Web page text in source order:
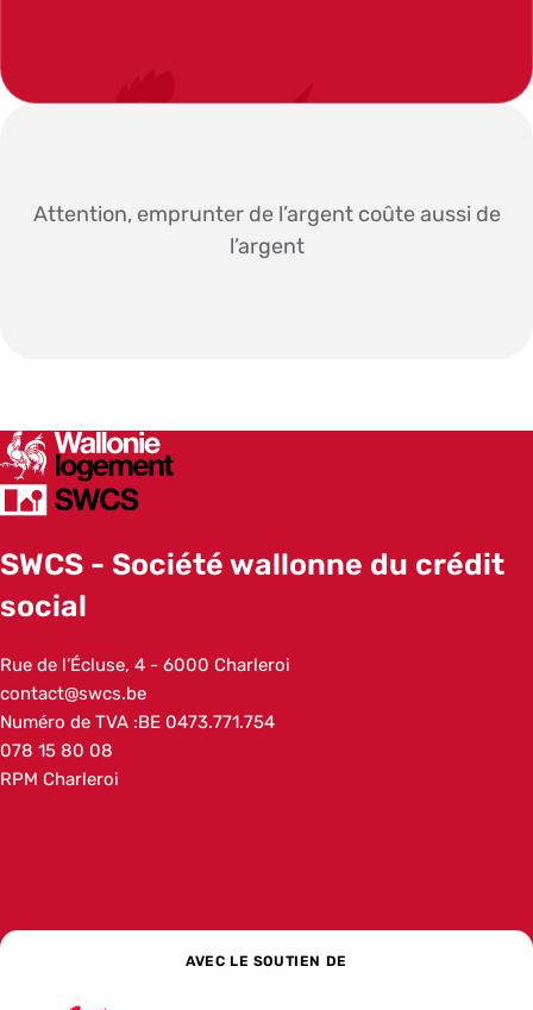
Attention, emprunter de l’argent coûte aussi de
l’argent
SWCS
SWCS - Société wallonne du crédit
social
Addresse
Rue de l’Écluse, 4 6000 Charleroi
Adresse e-mail
contact@swcs.be
Numéro de TVA :BE 0473.771.754
Numéro de téléphone
078 15 80 08
Autre
RPM Charleroi
AVEC LE SOUTIEN DE